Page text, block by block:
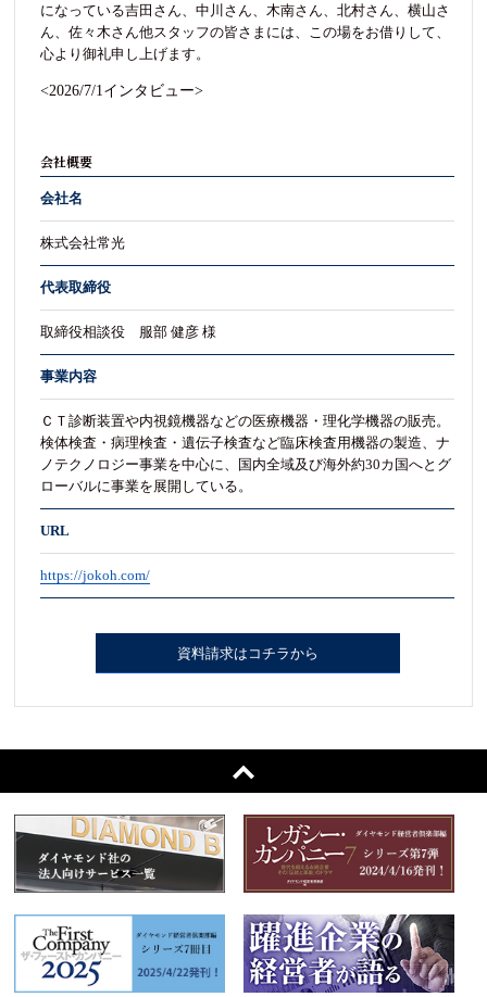
になっている吉田さん、中川さん、木南さん、北村さん、横山さ
ん、佐々木さん他スタッフの皆さまには、この場をお借りして、
心より御礼申し上げます。
<2026/7/1インタビュー>
会社概要
会社名
株式会社常光
代表取締役
取締役相談役 服部 健彦 様
事業内容
ＣＴ診断装置や内視鏡機器などの医療機器・理化学機器の販売。
検体検査・病理検査・遺伝子検査など臨床検査用機器の製造、ナ
ノテクノロジー事業を中心に、国内全域及び海外約30カ国へとグ
ローバルに事業を展開している。
URL
https://jokoh.com/
資料請求はコチラから